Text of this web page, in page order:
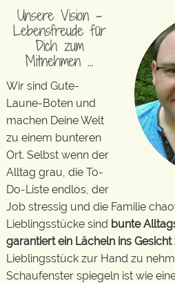
Unsere Vision –
Lebensfreude für
Dich zum
Mitnehmen …
Wir sind Gute-
Laune-Boten und
machen Deine Welt
zu einem bunteren
Ort. Selbst wenn der
Alltag grau, die To-
Do-Liste endlos, der
Job stressig und die Familie
Lieblingsstücke sind bunte
garantiert ein Lächeln ins
Lieblingsstück zur Hand zu
Schaufenster spiegeln ist wie